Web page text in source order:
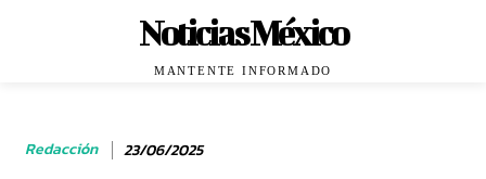
Noticias México
MANTENTE INFORMADO
Redacción 23/06/2025